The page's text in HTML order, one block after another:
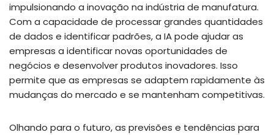
impulsionando a inovação na indústria de manufatura.
Com a capacidade de processar grandes quantidades
de dados e identificar padrões, a IA pode ajudar as
empresas a identificar novas oportunidades de
negócios e desenvolver produtos inovadores. Isso
permite que as empresas se adaptem rapidamente às
mudanças do mercado e se mantenham competitivas.
Olhando para o futuro, as previsões e tendências para